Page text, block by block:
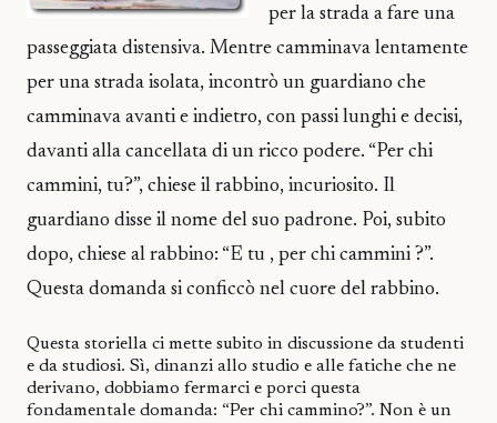
per la strada a fare una
passeggiata distensiva. Mentre camminava lentamente
per una strada isolata, incontrò un guardiano che
camminava avanti e indietro, con passi lunghi e decisi,
davanti alla cancellata di un ricco podere. “Per chi
cammini, tu?”, chiese il rabbino, incuriosito. Il
guardiano disse il nome del suo padrone. Poi, subito
dopo, chiese al rabbino: “E tu , per chi cammini ?”.
Questa domanda si conficcò nel cuore del rabbino.
Questa storiella ci mette subito in discussione da studenti
e da studiosi. Sì, dinanzi allo studio e alle fatiche che ne
derivano, dobbiamo fermarci e porci questa
fondamentale domanda: “Per chi cammino?”. Non è un